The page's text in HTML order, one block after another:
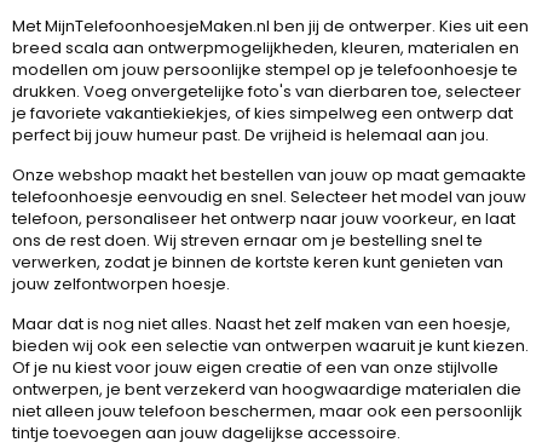
Met MijnTelefoonhoesjeMaken.nl ben jij de ontwerper. Kies uit een
breed scala aan ontwerpmogelijkheden, kleuren, materialen en
modellen om jouw persoonlijke stempel op je telefoonhoesje te
drukken. Voeg onvergetelijke foto's van dierbaren toe, selecteer
je favoriete vakantiekiekjes, of kies simpelweg een ontwerp dat
perfect bij jouw humeur past. De vrijheid is helemaal aan jou.
Onze webshop maakt het bestellen van jouw op maat gemaakte
telefoonhoesje eenvoudig en snel. Selecteer het model van jouw
telefoon, personaliseer het ontwerp naar jouw voorkeur, en laat
ons de rest doen. Wij streven ernaar om je bestelling snel te
verwerken, zodat je binnen de kortste keren kunt genieten van
jouw zelfontworpen hoesje.
Maar dat is nog niet alles. Naast het zelf maken van een hoesje,
bieden wij ook een selectie van ontwerpen waaruit je kunt kiezen.
Of je nu kiest voor jouw eigen creatie of een van onze stijlvolle
ontwerpen, je bent verzekerd van hoogwaardige materialen die
niet alleen jouw telefoon beschermen, maar ook een persoonlijk
tintje toevoegen aan jouw dagelijkse accessoire.